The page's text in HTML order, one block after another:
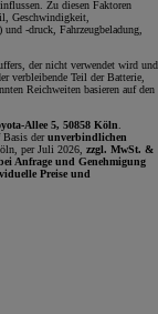
Zu diesen Faktoren
Geschwindigkeit,
-druck, Fahrzeugbeladung,
der nicht verwendet wird und
verbleibende Teil der Batterie,
Reichweiten basieren auf den
Allee 5, 50858 Köln
Basis derunverbindlichen
per Juli 2026, zzgl. MwSt. &
Anfrage und Genehmigung
Preise und